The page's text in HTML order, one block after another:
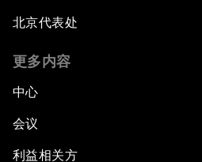
北京代表处
更多内容
中心
会议
利益相关方